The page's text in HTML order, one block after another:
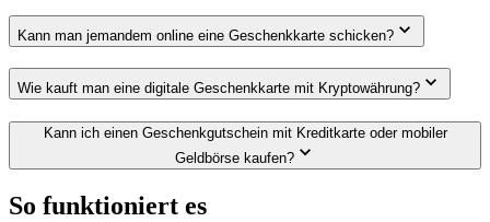
Kann man jemandem online eine Geschenkkarte schicken?
Wie kauft man eine digitale Geschenkkarte mit Kryptowährung?
Kann ich einen Geschenkgutschein mit Kreditkarte oder mobiler
Geldbörse kaufen?
So funktioniert es